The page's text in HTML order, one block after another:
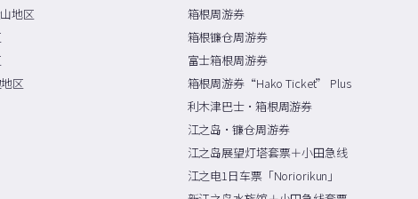
地区
区
箱根周游券
箱根镰仓周游券
富士箱根周游券
箱根周游券“Hako Ticket” Plus
利木津巴士・箱根周游券
江之岛・镰仓周游券
江之岛展望灯塔套票＋小田急线
江之电1日车票「Noriorikun」